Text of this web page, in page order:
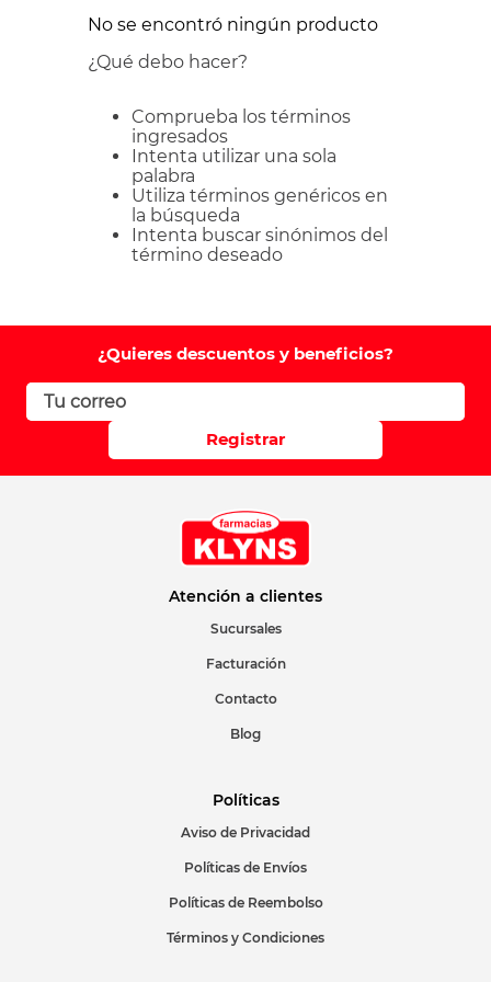
No se encontró ningún producto
¿Qué debo hacer?
Comprueba los términos
ingresados
Intenta utilizar una sola
palabra
Utiliza términos genéricos en
la búsqueda
Intenta buscar sinónimos del
término deseado
¿Quieres descuentos y beneficios?
Registrar
Atención a clientes
Sucursales
Facturación
Contacto
Blog
Políticas
Aviso de Privacidad
Políticas de Envíos
Políticas de Reembolso
Términos y Condiciones